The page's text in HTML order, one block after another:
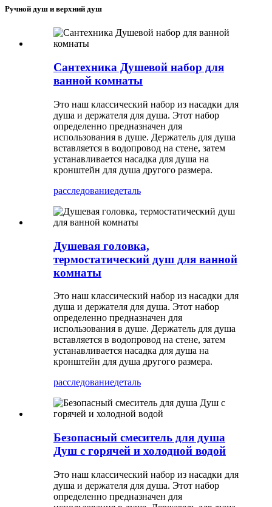
Ручной душ и верхний душ
Сантехника Душевой набор для
ванной комнаты
Это наш классический набор из насадки для
душа и держателя для душа. Этот набор
определенно предназначен для
использования в душе. Держатель для душа
вставляется в водопровод на стене, затем
устанавливается насадка для душа на
кронштейн для душа другого размера.
расследованиедеталь
Душевая головка,
термостатический душ для ванной
комнаты
Это наш классический набор из насадки для
душа и держателя для душа. Этот набор
определенно предназначен для
использования в душе. Держатель для душа
вставляется в водопровод на стене, затем
устанавливается насадка для душа на
кронштейн для душа другого размера.
расследованиедеталь
Безопасный смеситель для душа
Душ с горячей и холодной водой
Это наш классический набор из насадки для
душа и держателя для душа. Этот набор
определенно предназначен для